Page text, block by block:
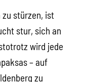
zu stürzen, ist
stur, sich an
wird jede
– auf
zu